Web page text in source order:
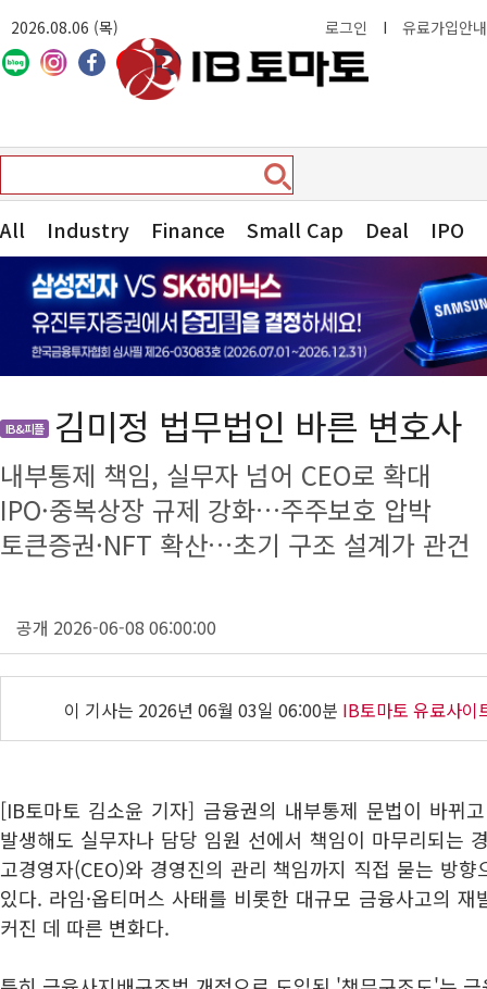
2026.08.06 (목) 로그인 I 유료가입안내
All Industry Finance Small Cap Deal IPO
IB&피플 김미정 법무법인 바른 변호사
내부통제 책임, 실무자 넘어 CEO로 확대
IPO·중복상장 규제 강화…주주보호 압박
토큰증권·NFT 확산…초기 구조 설계가 관건
공개 2026-06-08 06:00:00
이 기사는 2026년 06월 03일 06:00분 IB토마토 유료사이
[IB토마토 김소윤 기자] 금융권의 내부통제 문법이 바뀌
발생해도 실무자나 담당 임원 선에서 책임이 마무리되는
고경영자(CEO)와 경영진의 관리 책임까지 직접 묻는 방
있다. 라임·옵티머스 사태를 비롯한 대규모 금융사고의
커진 데 따른 변화다.